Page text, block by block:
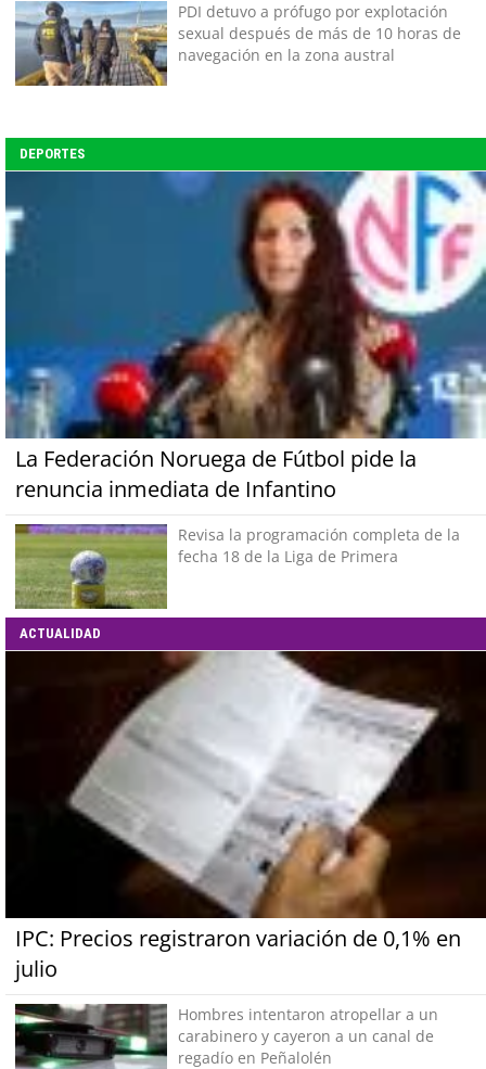
PDI detuvo a prófugo por explotación
sexual después de más de 10 horas de
navegación en la zona austral
DEPORTES
La Federación Noruega de Fútbol pide la
renuncia inmediata de Infantino
Revisa la programación completa de la
fecha 18 de la Liga de Primera
ACTUALIDAD
IPC: Precios registraron variación de 0,1% en
julio
Hombres intentaron atropellar a un
carabinero y cayeron a un canal de
regadío en Peñalolén